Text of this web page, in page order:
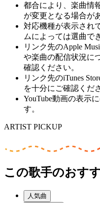
都合により、楽曲情
が変更となる場合が
対応機種が表示され
ムによっては選曲で
リンク先のApple
や楽曲の配信状況に
確認ください。
リンク先のiTunes
を十分にご確認くだ
YouTube動画の表示
す。
ARTIST PICKUP
この歌手のおす
人気曲